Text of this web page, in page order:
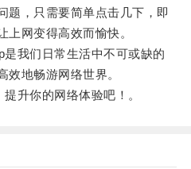
题，只需要简单点击几下，即
上网变得高效而愉快。
我们日常生活中不可或缺的
效地畅游网络世界。
升你的网络体验吧！。